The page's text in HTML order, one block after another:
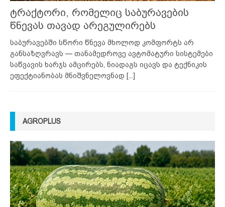
ტრაქტორი, რომელიც საბურავების
წნევას თავად არეგულირებს
საბურავებში სწორი წნევა მხოლოდ კომფორტს არ
განსაზღვრავს — თანამედროვე ავტომატური სისტემები
საწვავის ხარჯს ამცირებს, ნიადაგს იცავს და ტექნიკის
ეფექტიანობას მნიშვნელოვნად [...]
AGROPLUS